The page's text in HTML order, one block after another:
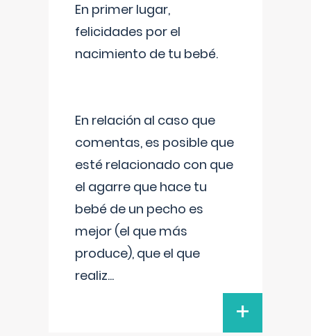
En primer lugar,
felicidades por el
nacimiento de tu bebé.
En relación al caso que
comentas, es posible que
esté relacionado con que
el agarre que hace tu
bebé de un pecho es
mejor (el que más
produce), que el que
realiz...
+